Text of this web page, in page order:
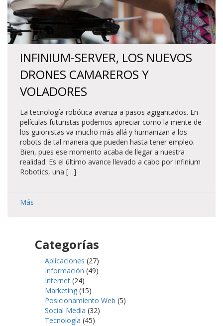
INFINIUM-SERVER, LOS NUEVOS
DRONES CAMAREROS Y
VOLADORES
La tecnología robótica avanza a pasos agigantados. En
películas futuristas podemos apreciar como la mente de
los guionistas va mucho más allá y humanizan a los
robots de tal manera que pueden hasta tener empleo.
Bien, pues ese momento acaba de llegar a nuestra
realidad. Es el último avance llevado a cabo por Infinium
Robotics, una […]
Más
Categorías
Aplicaciones (27)
Información (49)
Internet (24)
Marketing (15)
Posicionamiento Web (5)
Social Media (32)
Tecnología (45)